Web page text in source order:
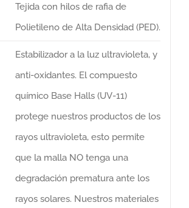
Tejida con hilos de rafia de
Polietileno de Alta Densidad (PED).
Estabilizador a la luz ultravioleta, y
anti-oxidantes. El compuesto
químico Base Halls (UV-11)
protege nuestros productos de los
rayos ultravioleta, esto permite
que la malla NO tenga una
degradación prematura ante los
rayos solares. Nuestros materiales